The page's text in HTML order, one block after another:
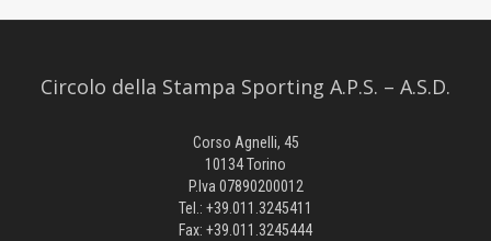
Circolo della Stampa Sporting A.P.S. – A.S.D.
Corso Agnelli, 45
10134 Torino
P.Iva 07890200012
Tel.: +39.011.3245411
Fax: +39.011.3245444